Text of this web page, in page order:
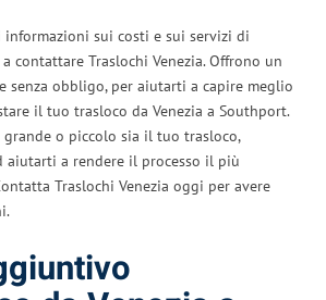
informazioni sui costi e sui servizi di
contattare Traslochi Venezia. Offrono un
senza obbligo, per aiutarti a capire meglio
il tuo trasloco da Venezia a Southport.
o piccolo sia il tuo trasloco,
aiutarti a rendere il processo il più
Traslochi Venezia oggi per avere